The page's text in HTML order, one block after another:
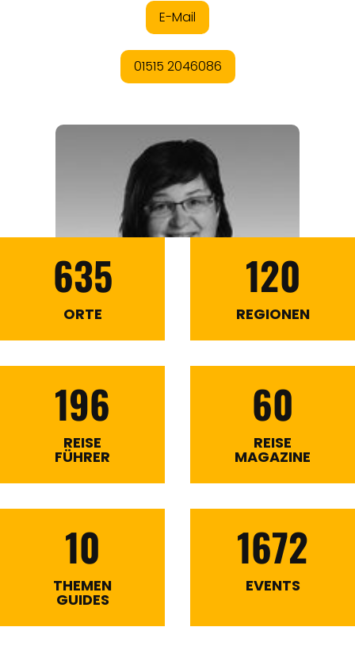
635
ORTE
120
REGIONEN
196
REISE
FÜHRER
60
REISE
MAGAZINE
10
THEMEN
GUIDES
1672
EVENTS